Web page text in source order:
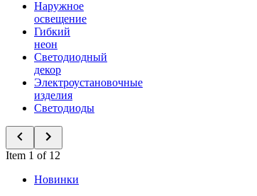
Наружное
освещение
Гибкий
неон
Светодиодный
декор
Электроустановочные
изделия
Светодиоды
Item 1 of 12
Новинки